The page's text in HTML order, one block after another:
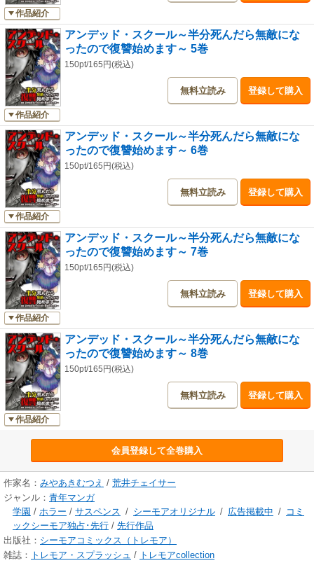
作品紹介
作品紹介
アンデッド・スクール～半分死んだら無敵にな
ったので復讐始めます～ 5巻
150pt/165円(税込)
無料立読み 登録して購入
作品紹介
アンデッド・スクール～半分死んだら無敵にな
ったので復讐始めます～ 6巻
150pt/165円(税込)
無料立読み 登録して購入
作品紹介
アンデッド・スクール～半分死んだら無敵にな
ったので復讐始めます～ 7巻
150pt/165円(税込)
無料立読み 登録して購入
作品紹介
アンデッド・スクール～半分死んだら無敵にな
ったので復讐始めます～ 8巻
150pt/165円(税込)
無料立読み 登録して購入
会員登録して全巻購入
作家名： みやあきむつえ / 荒井チェイサー
ジャンル： 青年マンガ
学園 / ホラー / サスペンス / シーモアオリジナル / 広告掲載中 / コミ
ックシーモア独占･先行 / 先行作品
出版社： シーモアコミックス（トレモア）
雑誌： トレモア・スプラッシュ / トレモアcollection